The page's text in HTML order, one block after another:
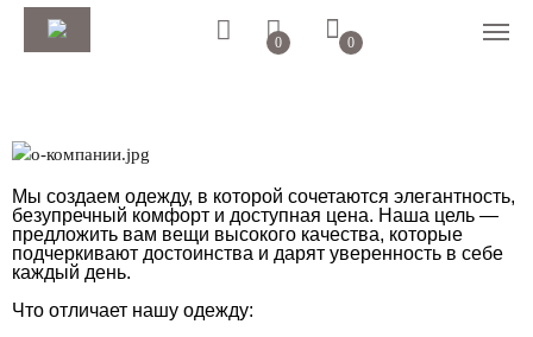
0 0
Мы создаем одежду, в которой сочетаются элегантность,
безупречный комфорт и доступная цена. Наша цель —
предложить вам вещи высокого качества, которые
подчеркивают достоинства и дарят уверенность в себе
каждый день.
Что отличает нашу одежду: